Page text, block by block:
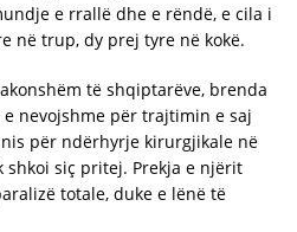
e rrallë dhe e rëndë, e cila i
në trup, dy prej tyre në kokë.
të shqiptarëve, brenda
nevojshme për trajtimin e saj
për ndërhyrje kirurgjikale në
shkoi siç pritej. Prekja e njërit
totale, duke e lënë të